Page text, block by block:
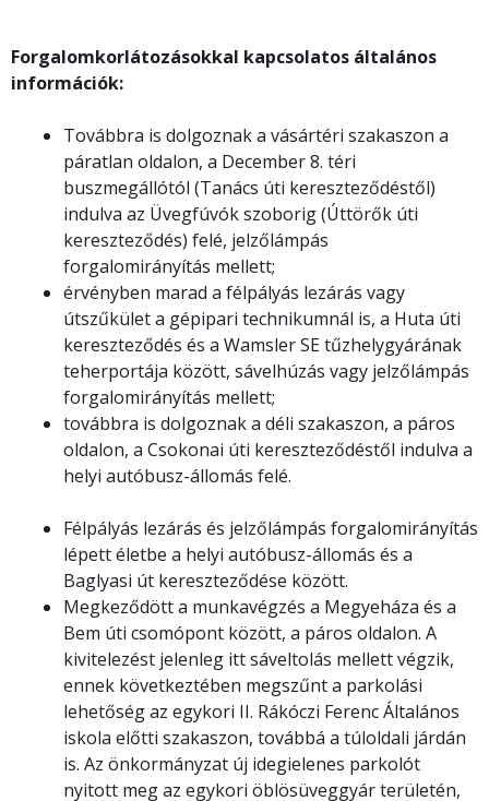
Forgalomkorlátozásokkal kapcsolatos általános
információk:
Továbbra is dolgoznak a vásártéri szakaszon a
páratlan oldalon, a December 8. téri
buszmegállótól (Tanács úti kereszteződéstől)
indulva az Üvegfúvók szoborig (Úttörők úti
kereszteződés) felé, jelzőlámpás
forgalomirányítás mellett;
érvényben marad a félpályás lezárás vagy
útszűkület a gépipari technikumnál is, a Huta úti
kereszteződés és a Wamsler SE tűzhelygyárának
teherportája között, sávelhúzás vagy jelzőlámpás
forgalomirányítás mellett;
továbbra is dolgoznak a déli szakaszon, a páros
oldalon, a Csokonai úti kereszteződéstől indulva a
helyi autóbusz-állomás felé.
Félpályás lezárás és jelzőlámpás forgalomirányítás
lépett életbe a helyi autóbusz-állomás és a
Baglyasi út kereszteződése között.
Megkeződött a munkavégzés a Megyeháza és a
Bem úti csomópont között, a páros oldalon. A
kivitelezést jelenleg itt sáveltolás mellett végzik,
ennek következtében megszűnt a parkolási
lehetőség az egykori II. Rákóczi Ferenc Általános
iskola előtti szakaszon, továbbá a túloldali járdán
is. Az önkormányzat új idegielenes parkolót
nyitott meg az egykori öblösüveggyár területén,